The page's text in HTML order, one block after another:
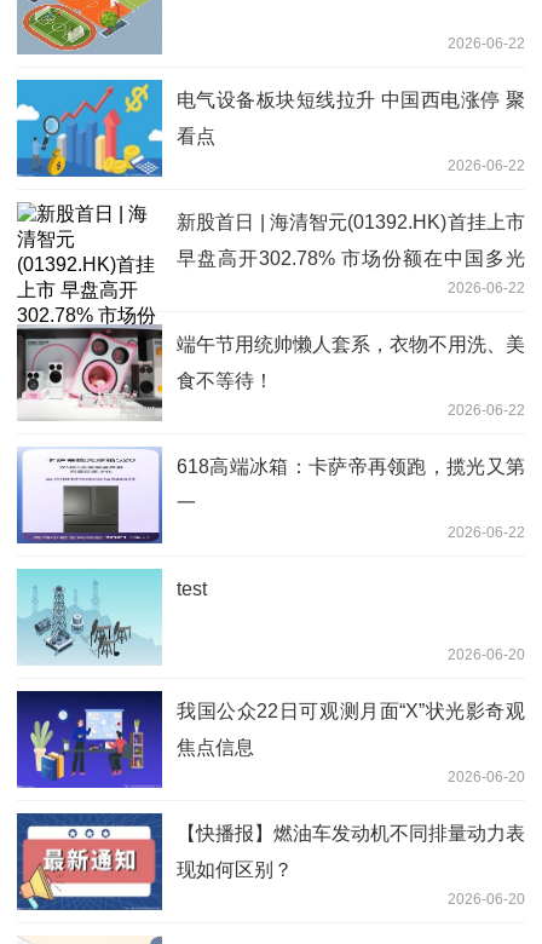
2026-06-22
电气设备板块短线拉升 中国西电涨停 聚
看点
2026-06-22
新股首日 | 海清智元(01392.HK)首挂上市
早盘高开302.78% 市场份额在中国多光
2026-06-22
端午节用统帅懒人套系，衣物不用洗、美
食不等待！
2026-06-22
618高端冰箱：卡萨帝再领跑，揽光又第
一
2026-06-22
test
2026-06-20
我国公众22日可观测月面“X”状光影奇观
焦点信息
2026-06-20
【快播报】燃油车发动机不同排量动力表
现如何区别？
2026-06-20